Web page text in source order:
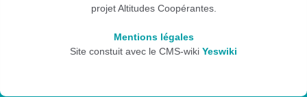
projet Altitudes Coopérantes.
Mentions légales
Site constuit avec le CMS-wiki Yeswiki